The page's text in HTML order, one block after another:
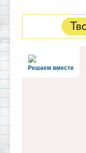
Решаем вместе